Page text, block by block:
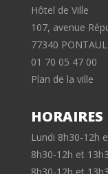
Hôtel de Ville
107, avenue
77340
01 70 05 47 00
Plan de la ville
HORAIRES
Lundi 8h30-12h
8h30-12h et